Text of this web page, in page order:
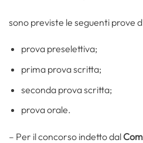
sono previste le seguenti prove
prova preselettiva;
prima prova scritta;
seconda prova scritta;
prova orale.
– Per il concorso indetto dal